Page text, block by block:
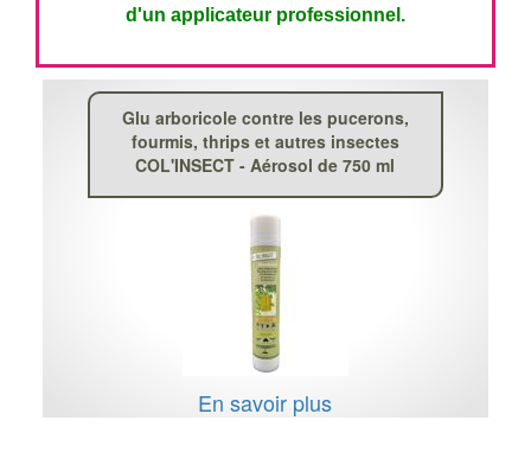
d'un applicateur professionnel.
Glu arboricole contre les pucerons,
fourmis, thrips et autres insectes
COL'INSECT - Aérosol de 750 ml
En savoir plus